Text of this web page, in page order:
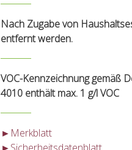
Nach Zugabe von
entfernt werden.
VOC-Kennzeichnung gemäß
4010 enthält max. 1 g/l VOC
►Merkblatt